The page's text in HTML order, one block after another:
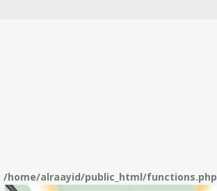
/home/alraayid/public_html/functions.php